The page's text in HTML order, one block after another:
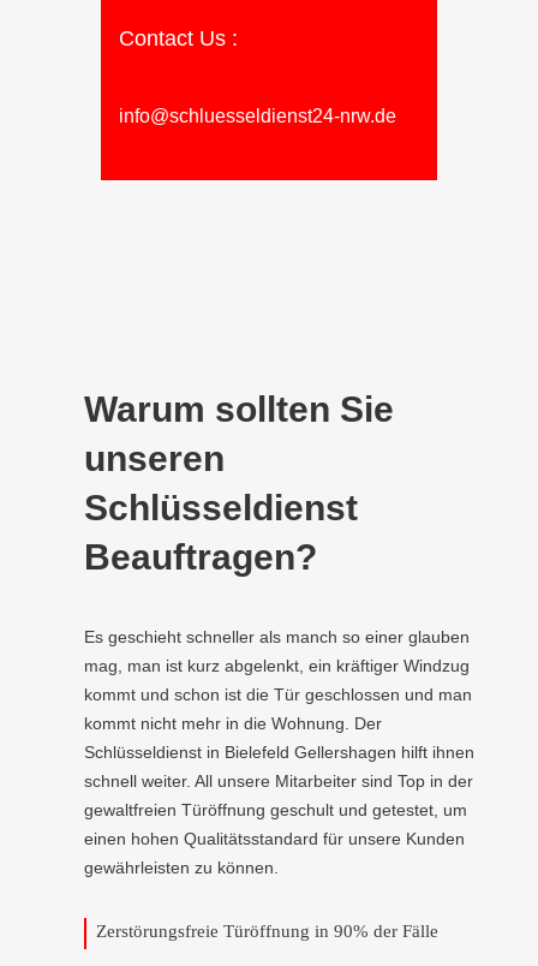
Contact Us :
info@schluesseldienst24-nrw.de
Warum sollten Sie
unseren
Schlüsseldienst
Beauftragen?
Es geschieht schneller als manch so einer glauben
mag, man ist kurz abgelenkt, ein kräftiger Windzug
kommt und schon ist die Tür geschlossen und man
kommt nicht mehr in die Wohnung. Der
Schlüsseldienst in Bielefeld Gellershagen hilft ihnen
schnell weiter. All unsere Mitarbeiter sind Top in der
gewaltfreien Türöffnung geschult und getestet, um
einen hohen Qualitätsstandard für unsere Kunden
gewährleisten zu können.
Zerstörungsfreie Türöffnung in 90% der Fälle